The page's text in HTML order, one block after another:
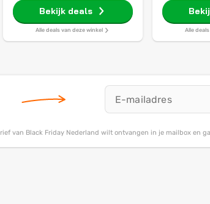
Bekijk deals
Alle deals van deze winkel Alle
van Black Friday Nederland wilt ontvangen in je mailbox en